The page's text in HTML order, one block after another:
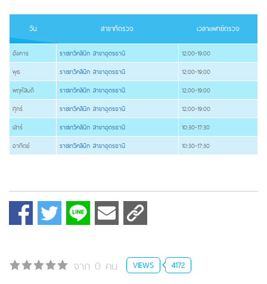
วัน สาขาที่ตรวจ เวลาแพทย์ตรวจ
อังคาร ราชเทวีคลินิก สาขาอุดรธานี
12:00-19:00
พุธ
ราชเทวีคลินิก สาขาอุดรธานี
12:00-19:00
พฤหัสบดี
ราชเทวีคลินิก สาขาอุดรธานี
12:00-19:00
ศุกร์
ราชเทวีคลินิก สาขาอุดรธานี
12:00-19:00
เสาร์
ราชเทวีคลินิก สาขาอุดรธานี
10:30-17:30
อาทิตย์
ราชเทวีคลินิก สาขาอุดรธานี 10:30-17:30
จาก 0 คน VIEWS 4172